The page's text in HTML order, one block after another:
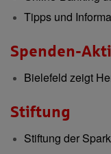
Tipps und
Spenden-
Bielefeld zeigt
Stiftung
Stiftung der